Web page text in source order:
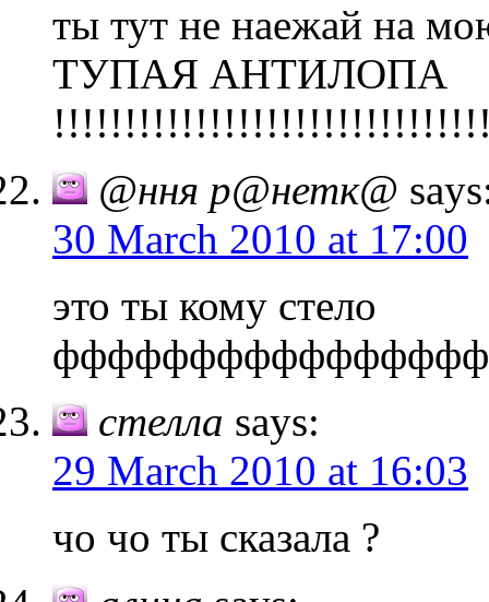
ты тут не наежай на
ТУПАЯ АНТИЛОПА
@ння р@нетк@
30 March 2010 at 17:00
это ты кому стело
стелла says:
29 March 2010 at 16:03
чо чо ты сказала ?